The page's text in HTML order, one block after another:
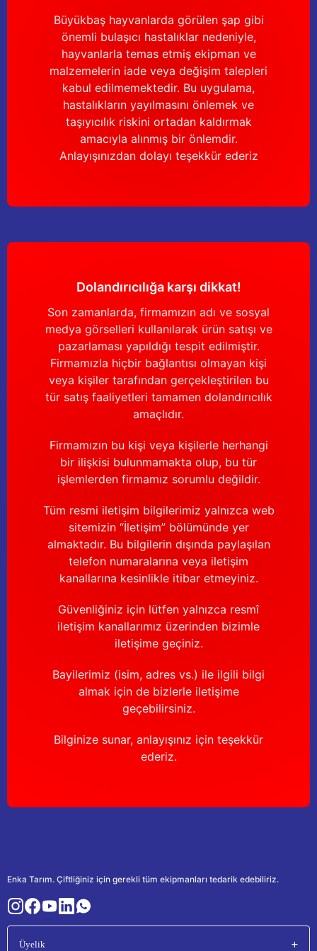
Gönder
Büyükbaş hayvanlarda görülen şap gibi
önemli bulaşıcı hastalıklar nedeniyle,
hayvanlarla temas etmiş ekipman ve
malzemelerin iade veya değişim talepleri
kabul edilmemektedir. Bu uygulama,
hastalıkların yayılmasını önlemek ve
taşıyıcılık riskini ortadan kaldırmak
amacıyla alınmış bir önlemdir.
Anlayışınızdan dolayı teşekkür ederiz
Dolandırıcılığa karşı dikkat!
Son zamanlarda, firmamızın adı ve sosyal
medya görselleri kullanılarak ürün satışı ve
pazarlaması yapıldığı tespit edilmiştir.
Firmamızla hiçbir bağlantısı olmayan kişi
veya kişiler tarafından gerçekleştirilen bu
tür satış faaliyetleri tamamen dolandırıcılık
amaçlıdır.
Firmamızın bu kişi veya kişilerle herhangi
bir ilişkisi bulunmamakta olup, bu tür
işlemlerden firmamız sorumlu değildir.
Tüm resmi iletişim bilgilerimiz yalnızca web
sitemizin “İletişim” bölümünde yer
almaktadır. Bu bilgilerin dışında paylaşılan
telefon numaralarına veya iletişim
kanallarına kesinlikle itibar etmeyiniz.
Güvenliğiniz için lütfen yalnızca resmî
iletişim kanallarımız üzerinden bizimle
iletişime geçiniz.
Bayilerimiz (isim, adres vs.) ile ilgili bilgi
almak için de bizlerle iletişime
geçebilirsiniz.
Bilginize sunar, anlayışınız için teşekkür
ederiz.
Enka Tarım. Çiftliğiniz için gerekli tüm ekipmanları tedarik edebiliriz.
Üyelik